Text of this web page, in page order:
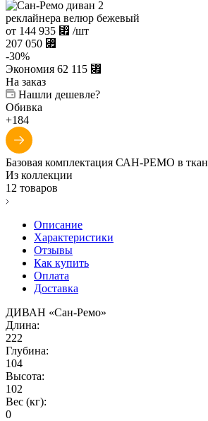
от 144 935 ⃏ /шт
207 050 ⃏
-30%
Экономия 62 115 ⃏
На заказ
Нашли дешевле?
Обивка
+184
Базовая комплектация САН-РЕМО в
Из коллекции
12 товаров
Описание
Характеристики
Отзывы
Как купить
Оплата
Доставка
ДИВАН «Сан-Ремо»
Длина:
222
Глубина:
104
Высота:
102
Вес (кг):
0